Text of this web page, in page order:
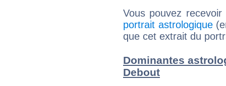
Vous pouvez
portrait astrologique
que cet extrait du
Dominantes
Debout